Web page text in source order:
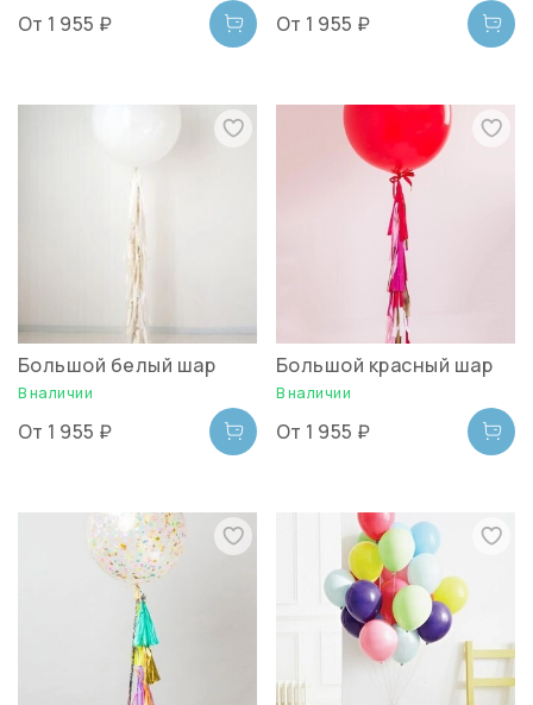
От 1 955 ₽ От 1 955 ₽
Большой белый шар
В наличии
От 1 955 ₽
Большой красный шар
В наличии
От 1 955 ₽